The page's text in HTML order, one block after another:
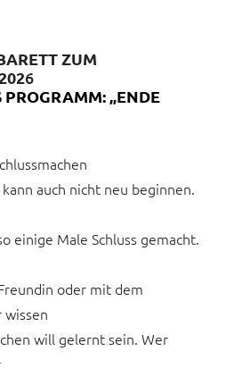
ZUM
6
„ENDE
auch nicht neu beginnen.
einige Male Schluss gemacht.
oder mit dem
wissen
will gelernt sein. Wer